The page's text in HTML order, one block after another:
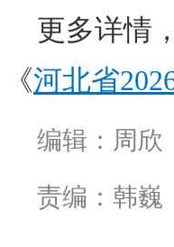
更多详情
《河北省
编辑：周欣
责编：韩巍